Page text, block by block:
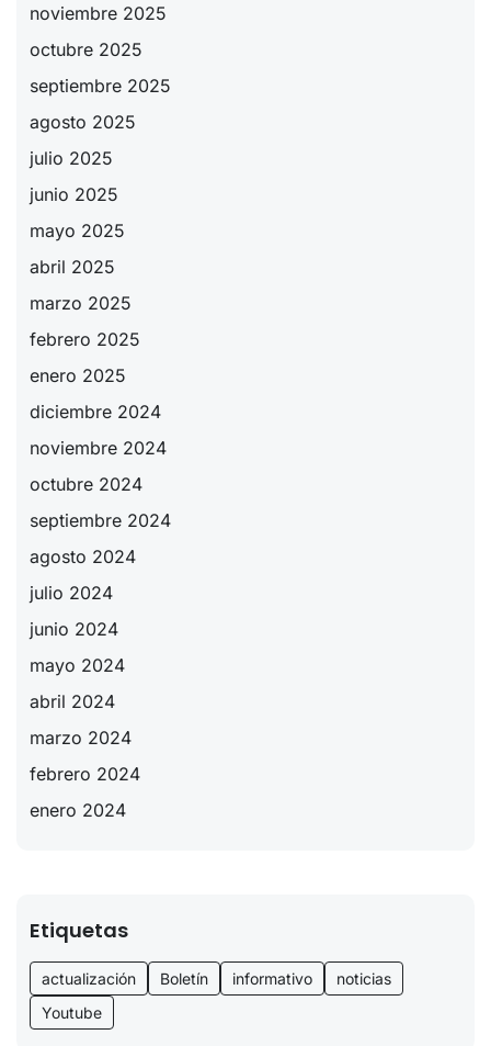
noviembre 2025
octubre 2025
septiembre 2025
agosto 2025
julio 2025
junio 2025
mayo 2025
abril 2025
marzo 2025
febrero 2025
enero 2025
diciembre 2024
noviembre 2024
octubre 2024
septiembre 2024
agosto 2024
julio 2024
junio 2024
mayo 2024
abril 2024
marzo 2024
febrero 2024
enero 2024
Etiquetas
actualización Boletín informativo
noticias
Youtube